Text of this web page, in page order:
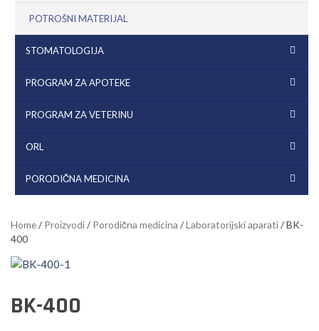
POTROŠNI MATERIJAL
STOMATOLOGIJA
PROGRAM ZA APOTEKE
PROGRAM ZA VETERINU
ORL
PORODIČNA MEDICINA
Home/ Proizvodi/ Porodična medicina /Laboratorijski aparati/ BK-
400
BK-400